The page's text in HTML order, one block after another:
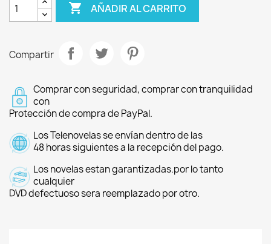
 AÑADIR AL CARRITO
Compartir
Comprar con seguridad, comprar con tranquilidad
con
Protección de compra de PayPal.
Los Telenovelas se envían dentro de las
48 horas siguientes a la recepción del pago.
Los novelas estan garantizadas.por lo tanto
cualquier
DVD defectuoso sera reemplazado por otro.